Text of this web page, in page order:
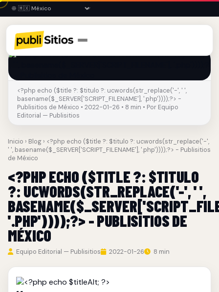
<?php echo ($title ?: $titulo ?: ucwords(str_replace('-', ' ',
basename($_SERVER['SCRIPT_FILENAME'], '.php'))));?> -
Publisitios de México • 2022-01-26 • 8 min • Por Equipo
Editorial — Publisitios
Inicio › Blog › <?php echo ($title ?: $titulo ?: ucwords(str_replace('-',
' ', basename($_SERVER['SCRIPT_FILENAME'], '.php'))));?> - Publisitios
de México
<?PHP ECHO ($TITLE ?: $TITULO
?: UCWORDS(STR_REPLACE('-', ' ',
'.PHP'))));?> - PUBLISITIOS DE
MÉXICO
Equipo Editorial — Publisitios 2022-01-26 8 min